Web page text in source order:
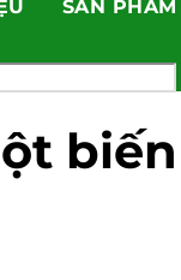
SẢN PHẨM